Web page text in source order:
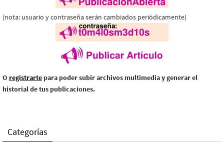
(nota: usuario y contraseña serán cambiados periódicamente)
O registrarte para poder subir archivos multimedia y generar el
historial de tus publicaciones.
Categorías